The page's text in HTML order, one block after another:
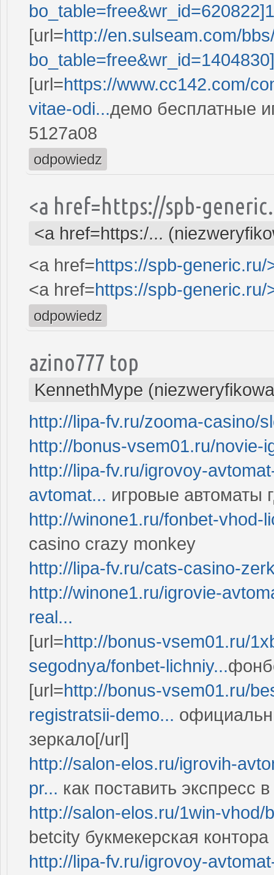
[url=http://en.sulseam.com/
bo_table=free&wr_id=1404830]
[url=https://www.cc142.com/
vitae-odi...демо бесплатные
5127a08
odpowiedz
<a href=https://spb-
<a href=https:/...
<a href=https://spb-generic.ru/
<a href=https://spb-generic.ru/
odpowiedz
azino777 top
KennethMype
http://lipa-fv.ru/zooma-casino/
http://bonus-vsem01.ru/novie-
http://lipa-fv.ru/igrovoy-
avtomat... игровые автоматы
http://winone1.ru/fonbet-vhod-
casino crazy monkey
http://lipa-fv.ru/cats-casino-
http://winone1.ru/igrovie-
real...
[url=http://bonus-vsem01.ru/
segodnya/fonbet-lichniy...
[url=http://bonus-vsem01.ru/
registratsii-demo...
зеркало[/url]
http://salon-elos.ru/igrovih-
pr... как поставить экспресс
http://salon-elos.ru/1win-
betcity букмекерская контора
http://lipa-fv.ru/igrovoy-